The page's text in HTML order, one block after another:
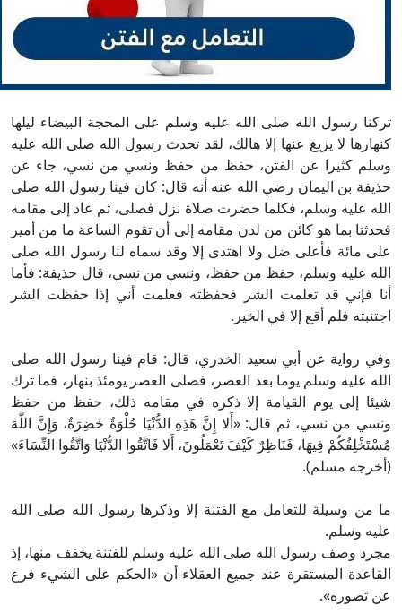
تركنا رسول الله صلى الله عليه وسلم على المحجة البيضاء ليلها
كنهارها لا يزيغ عنها إلا هالك، لقد تحدث رسول الله صلى الله عليه
وسلم كثيرا عن الفتن، حفظ من حفظ ونسي من نسي، جاء عن
حذيفة بن اليمان رضي الله عنه أنه قال: كان فينا رسول الله صلى
الله عليه وسلم، فكلما حضرت صلاة نزل فصلى، ثم عاد إلى مقامه
فحدثنا بما هو كائن من لدن مقامه إلى أن تقوم الساعة ما من أمير
على مائة فأعلى ضل ولا اهتدى إلا وقد سماه لنا رسول الله صلى
الله عليه وسلم، حفظ من حفظ، ونسي من نسي، قال حذيفة: فأما
أنا فإني قد تعلمت الشر فحفظته فعلمت أني إذا حفظت الشر
اجتنبته فلم أقع إلا في الخير.
وفي رواية عن أبي سعيد الخدري، قال: قام فينا رسول الله صلى
الله عليه وسلم يوما بعد العصر، فصلى العصر يومئذ بنهار، فما ترك
شيئا إلى يوم القيامة إلا ذكره في مقامه ذلك، حفظ من حفظ
ونسي من نسي، ثم قال: «أَلا إِنَّ هَذِهِ الدُّنْيَا حُلْوَةٌ خَضِرَةٌ، وَإِنَّ اللَّهَ
مُسْتَخْلِفُكُمْ فِيهَا، فَنَاظِرٌ كَيْفَ تَعْمَلُونَ، أَلا فَاتَّقُوا الدُّنْيَا وَاتَّقُوا النِّسَاءَ»
(أخرجه مسلم).
ما من وسيلة للتعامل مع الفتنة إلا وذكرها رسول الله صلى الله
عليه وسلم.
مجرد وصف رسول الله صلى الله عليه وسلم للفتنة يخفف منها، إذ
القاعدة المستقرة عند جميع العقلاء أن «الحكم على الشيء فرع
عن تصوره».